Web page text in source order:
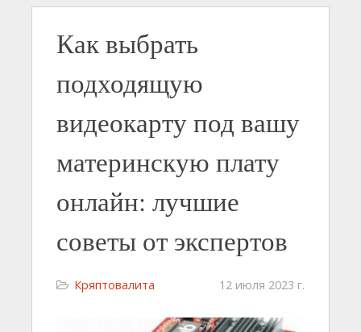
Как выбрать
подходящую
видеокарту под вашу
материнскую плату
онлайн: лучшие
советы от экспертов
Кряптовалита 12 июля 2023 г.